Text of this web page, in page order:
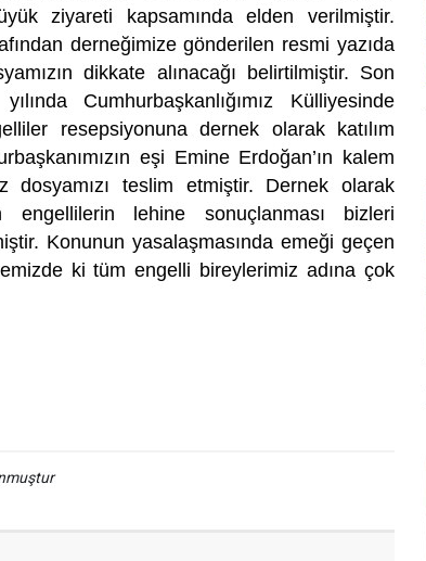
ziyareti kapsamında elden verilmiştir.
derneğimize gönderilen resmi yazıda
dikkate alınacağı belirtilmiştir. Son
Cumhurbaşkanlığımız Külliyesinde
resepsiyonuna dernek olarak katılım
eşi Emine Erdoğan’ın kalem
dosyamızı teslim etmiştir. Dernek olarak
engellilerin lehine sonuçlanması bizleri
Konunun yasalaşmasında emeği geçen
ki tüm engelli bireylerimiz adına çok